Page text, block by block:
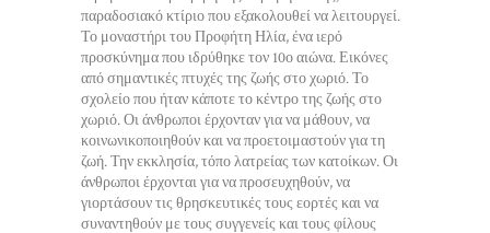
παραδοσιακό κτίριο που εξακολουθεί να λειτουργεί.
Το μοναστήρι του Προφήτη Ηλία, ένα ιερό
προσκύνημα που ιδρύθηκε τον 10ο αιώνα. Εικόνες
από σημαντικές πτυχές της ζωής στο χωριό. Το
σχολείο που ήταν κάποτε το κέντρο της ζωής στο
χωριό. Οι άνθρωποι έρχονταν για να μάθουν, να
κοινωνικοποιηθούν και να προετοιμαστούν για τη
ζωή. Την εκκλησία, τόπο λατρείας των κατοίκων. Οι
άνθρωποι έρχονται για να προσευχηθούν, να
γιορτάσουν τις θρησκευτικές τους εορτές και να
συναντηθούν με τους συγγενείς και τους φίλους